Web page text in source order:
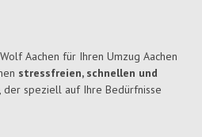
Aachen für Ihren Umzug Aachen
stressfreien, schnellen und
, der speziell auf Ihre Bedürfnisse